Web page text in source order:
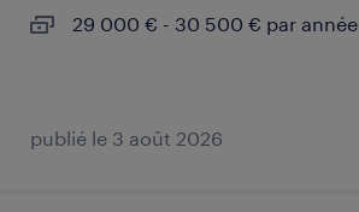
29 000 € - 30 500 € par année
publié le 3 août 2026